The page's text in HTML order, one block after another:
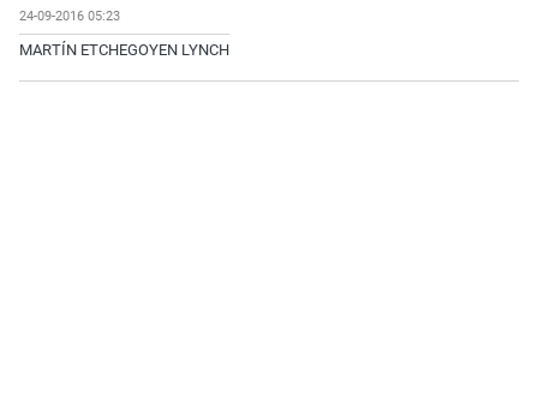
24-09-2016 05:23
MARTÍN ETCHEGOYEN LYNCH